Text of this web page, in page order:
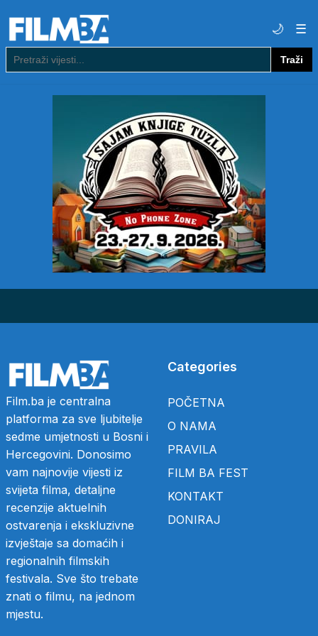
Pretraga
Traži
🌙 ☰
Film.ba je centralna
platforma za sve ljubitelje
sedme umjetnosti u Bosni i
Hercegovini. Donosimo
vam najnovije vijesti iz
svijeta filma, detaljne
recenzije aktuelnih
ostvarenja i ekskluzivne
izvještaje sa domaćih i
regionalnih filmskih
festivala. Sve što trebate
znati o filmu, na jednom
mjestu.
Categories
POČETNA
O NAMA
PRAVILA
FILM BA FEST
KONTAKT
DONIRAJ